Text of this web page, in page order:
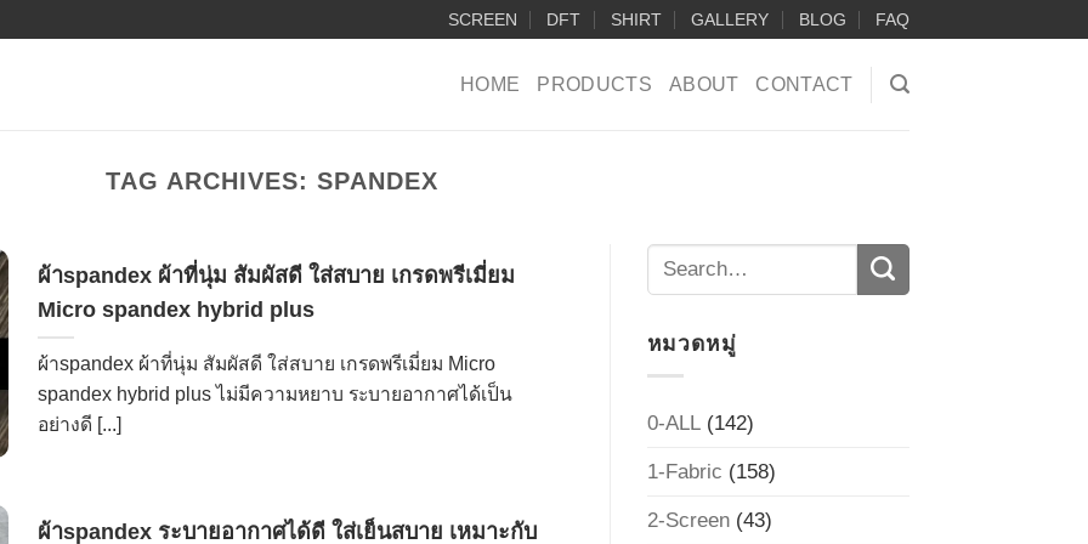
SCREEN DFT SHIRT GALLERY BLOG FAQ
HOME PRODUCTS ABOUT CONTACT
TAG ARCHIVES: SPANDEX
ผ้าspandex ผ้าที่นุ่ม สัมผัสดี ใส่สบาย เกรดพรีเมี่ยม
Micro spandex hybrid plus
ผ้าspandex ผ้าที่นุ่ม สัมผัสดี ใส่สบาย เกรดพรีเมี่ยม Micro
spandex hybrid plus ไม่มีความหยาบ ระบายอากาศได้เป็น
อย่างดี [...]
ผ้าspandex ระบายอากาศได้ดี ใส่เย็นสบาย เหมาะกับ
หมวดหมู่
0-ALL(142)
1-Fabric (158)
2-Screen(43)